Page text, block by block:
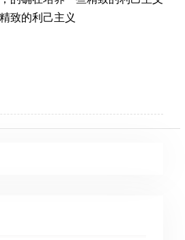
致的利己主义